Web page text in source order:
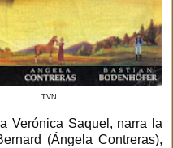
TVN
Verónica Saquel, narra la
(Ángela Contreras),